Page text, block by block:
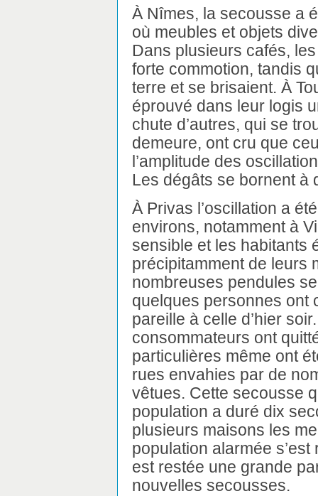
À Nîmes, la secousse a
où meubles et objets
Dans plusieurs cafés,
forte commotion, tandis
terre et se brisaient. À
éprouvé dans leur logis
chute d’autres, qui se
demeure, ont cru que
l’amplitude des
Les dégâts se bornent à
À Privas l’oscillation a
environs, notamment à
sensible et les habitants
précipitamment de leurs
nombreuses pendules
quelques personnes ont
pareille à celle d’hier
consommateurs ont
particulières même ont
rues envahies par de
vêtues. Cette secousse
population a duré dix
plusieurs maisons les
population alarmée
est restée une grande
nouvelles secousses.